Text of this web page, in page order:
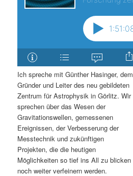
Ich spreche mit Günther Hasinger, dem
Gründer und Leiter des neu gebildeten
Zentrum für Astrophysik in Görlitz. Wir
sprechen über das Wesen der
Gravitationswellen, gemessenen
Ereignissen, der Verbesserung der
Messtechnik und zukünftigen
Projekten, die die heutigen
Möglichkeiten so tief ins All zu blicken
noch weiter verfeinern werden.